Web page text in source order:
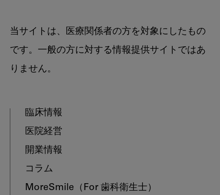
当サイトは、医療関係者の方を対象にしたもの
です。一般の方に対する情報提供サイトではあ
りません。
臨床情報
医院経営
開業情報
コラム
MoreSmile （For 歯科衛生士）